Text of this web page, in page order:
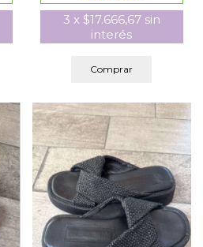
3 x $17.666,67 sin
interés
Comprar